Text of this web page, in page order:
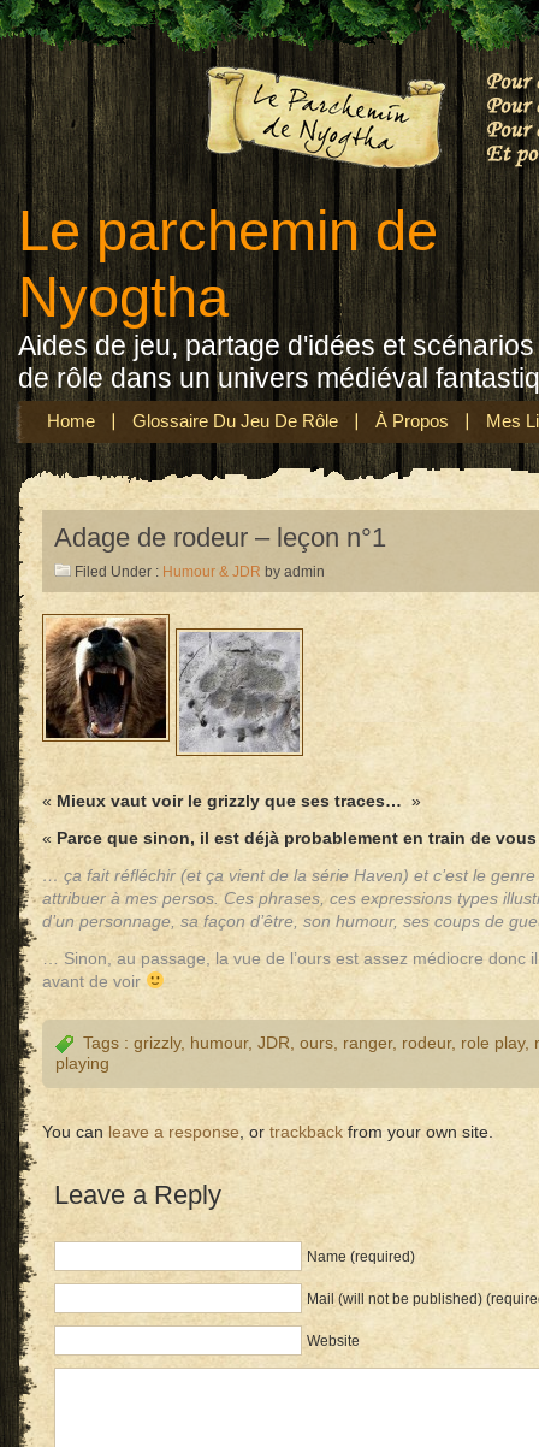
Le parchemin de
Nyogtha
Aides de jeu, partage d'idées et
de rôle dans un univers médiéval
Home Glossaire Du Jeu De Rôle À Propos Mes
Adage de rodeur – leçon n°1
Filed Under : Humour & JDR by admin
« Mieux vaut voir le grizzly que ses traces… »
« Parce que sinon, il est déjà probablement en train de
… ça fait réfléchir (et ça vient de la série Haven) et c’est le
attribuer à mes persos. Ces phrases, ces expressions types
d’un personnage, sa façon d’être, son humour, ses coups de
… Sinon, au passage, la vue de l’ours est assez médiocre donc
avant de voir
Tags : grizzly, humour, JDR ours ranger, rodeur, role play,
playing
You can leave a response , or trackback from your own site.
Leave a Reply
Name (required)
Mail (will not be published)
Website